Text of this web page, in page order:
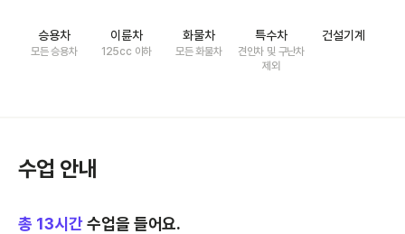
승용차
모든 승용차
이륜차
125cc 이하
화물차
모든 화물차
특수차
견인차 및 구난차
제외
건설기계
수업 안내
총 13시간 수업을 들어요.